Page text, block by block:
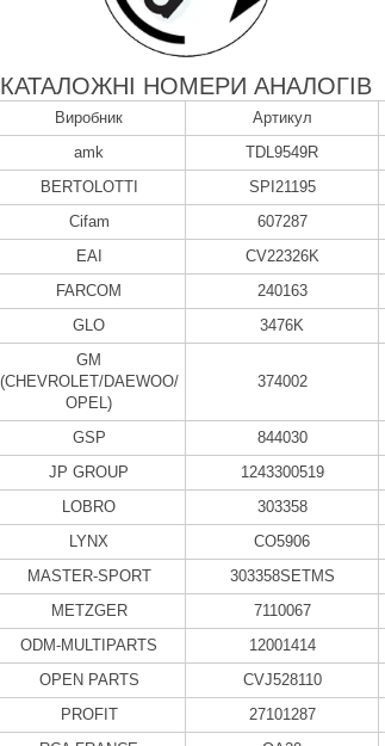
КАТАЛОЖНІ НОМЕРИ АНАЛОГІВ
Виробник Артикул
amk TDL9549R
BERTOLOTTI SPI21195
Cifam 607287
EAI CV22326K
FARCOM 240163
GLO 3476K
GM
(CHEVROLET/DAEWOO/
OPEL)
374002
GSP 844030
JP GROUP 1243300519
LOBRO 303358
LYNX CO5906
MASTER-SPORT 303358SETMS
METZGER 7110067
ODM-MULTIPARTS 12001414
OPEN PARTS CVJ528110
PROFIT 27101287